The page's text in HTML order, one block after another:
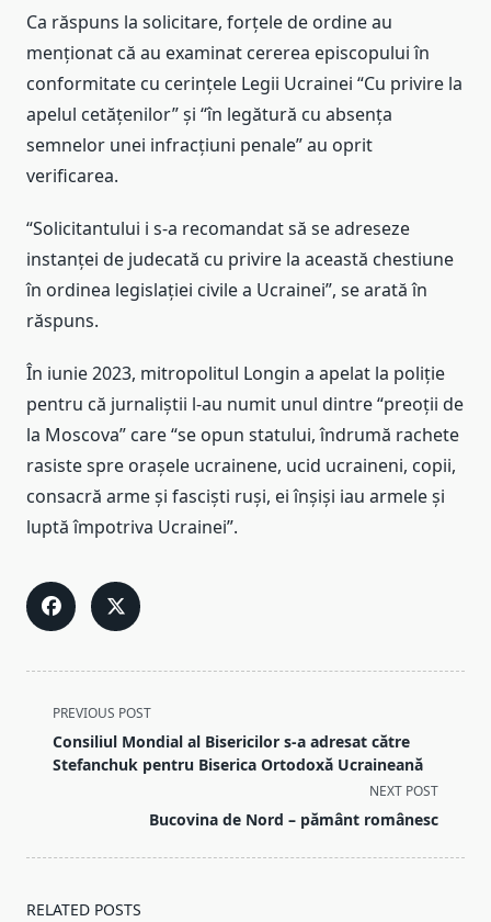
Ca răspuns la solicitare, forțele de ordine au
menționat că au examinat cererea episcopului în
conformitate cu cerințele Legii Ucrainei “Cu privire la
apelul cetățenilor” și “în legătură cu absența
semnelor unei infracțiuni penale” au oprit
verificarea.
“Solicitantului i s-a recomandat să se adreseze
instanței de judecată cu privire la această chestiune
în ordinea legislației civile a Ucrainei”, se arată în
răspuns.
În iunie 2023, mitropolitul Longin a apelat la poliție
pentru că jurnaliștii l-au numit unul dintre “preoții de
la Moscova” care “se opun statului, îndrumă rachete
rasiste spre orașele ucrainene, ucid ucraineni, copii,
consacră arme și fasciști ruși, ei înșiși iau armele și
luptă împotriva Ucrainei”.
<span
class="nav-
subtitle
PREVIOUS POST
Consiliul Mondial al Bisericilor s-a adresat către
Stefanchuk pentru Biserica Ortodoxă Ucraineană
NEXT POST
Bucovina de Nord – pământ românesc
RELATED POSTS